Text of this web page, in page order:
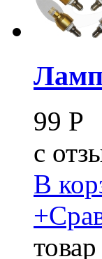
99 Р
c
В
+